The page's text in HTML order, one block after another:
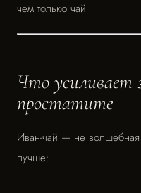
чем только чай
Что усиливает
простатите
Иван-чай — не волшебная
лучше: